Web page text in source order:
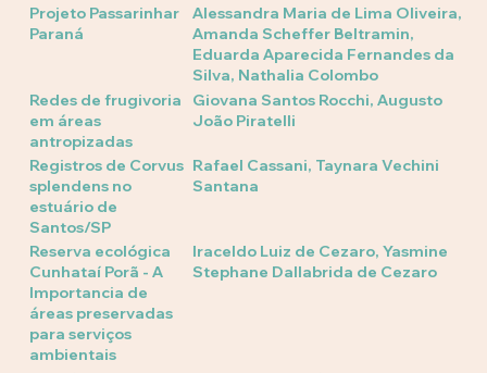
Projeto Passarinhar
Paraná
Alessandra Maria de Lima Oliveira,
Amanda Scheffer Beltramin,
Eduarda Aparecida Fernandes da
Silva, Nathalia Colombo
Redes de frugivoria
em áreas
antropizadas
Giovana Santos Rocchi, Augusto
João Piratelli
Registros de Corvus
splendens no
estuário de
Santos/SP
Rafael Cassani, Taynara Vechini
Santana
Reserva ecológica
Cunhataí Porã - A
Importancia de
áreas preservadas
para serviços
ambientais
Iraceldo Luiz de Cezaro, Yasmine
Stephane Dallabrida de Cezaro